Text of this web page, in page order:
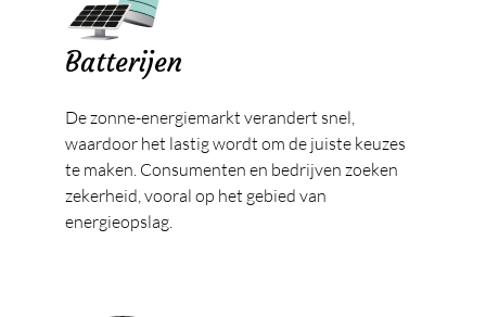
First Line Support
Diensten
Klanten
Batterijen
De zonne-energiemarkt verandert snel,
waardoor het lastig wordt om de juiste keuzes
te maken. Consumenten en bedrijven zoeken
zekerheid, vooral op het gebied van
energieopslag.